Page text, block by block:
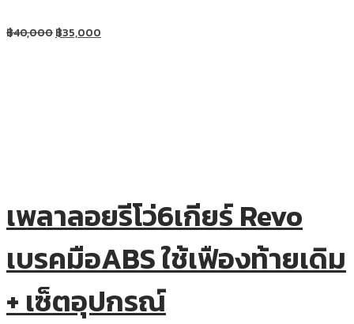
฿40,000฿35,000
เพลาลอยรีโว่6เกียร์ Revo
เบรคมือABS ใช้เฟืองท้ายเดิม
+ เซ็ตอุปกรณ์